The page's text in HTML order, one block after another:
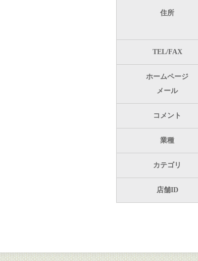
住所
TEL/FAX
ホームページ
メール
コメント
業種
カテゴリ
店舗ID